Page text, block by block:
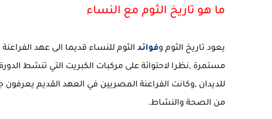
ما هو تاريخ الثوم مع النساء
يعود تاريخ الثوم وفوائد الثوم للنساء قديما الى عهد
مستمرة ,نظرا لاحتوائة على مركبات الكبريت التي تنشط
للديدان ,وكانت الفراعنة المصريين في العهد القديم يعرفون
من الصحة والنشاط.